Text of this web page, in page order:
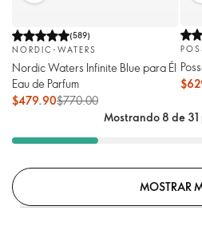
(589)
NORDIC-WATERS
Nordic Waters Infinite Blue para Él
Eau de Parfum
$479.90$770.00
Mostrando 8 de
MOSTRAR